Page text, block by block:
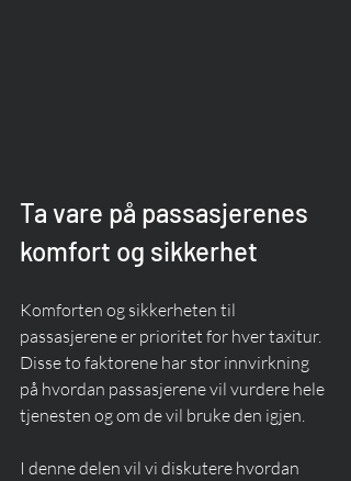
Ta vare på passasjerenes
komfort og sikkerhet
Komforten og sikkerheten til
passasjerene er prioritet for hver taxitur.
Disse to faktorene har stor innvirkning
på hvordan passasjerene vil vurdere hele
tjenesten og om de vil bruke den igjen.
I denne delen vil vi diskutere hvordan